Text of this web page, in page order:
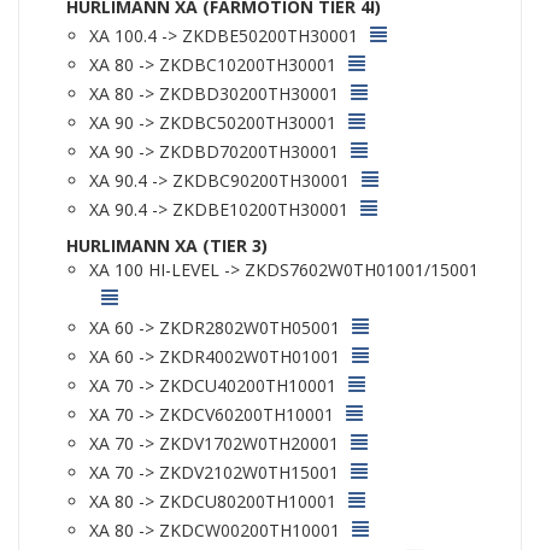
HURLIMANN XA (FARMOTION TIER 4I)
XA 100.4 -> ZKDBE50200TH30001
XA 80 -> ZKDBC10200TH30001
XA 80 -> ZKDBD30200TH30001
XA 90 -> ZKDBC50200TH30001
XA 90 -> ZKDBD70200TH30001
XA 90.4 -> ZKDBC90200TH30001
XA 90.4 -> ZKDBE10200TH30001
HURLIMANN XA (TIER 3)
XA 100 HI-LEVEL -> ZKDS7602W0TH01001/15001
XA 60 -> ZKDR2802W0TH05001
XA 60 -> ZKDR4002W0TH01001
XA 70 -> ZKDCU40200TH10001
XA 70 -> ZKDCV60200TH10001
XA 70 -> ZKDV1702W0TH20001
XA 70 -> ZKDV2102W0TH15001
XA 80 -> ZKDCU80200TH10001
XA 80 -> ZKDCW00200TH10001